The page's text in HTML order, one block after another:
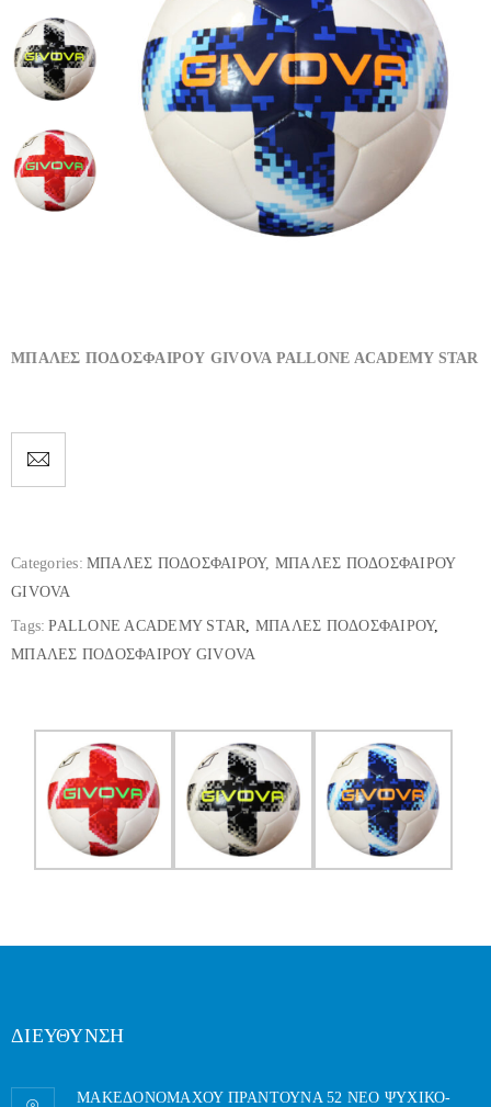
ΜΠΑΛΕΣ ΠΟΔΟΣΦΑΙΡΟΥ GIVOVA PALLONE ACADEMY STAR
Categories: ΜΠΑΛΕΣ ΠΟΔΟΣΦΑΙΡΟΥ, ΜΠΑΛΕΣ ΠΟΔΟΣΦΑΙΡΟΥ
GIVOVA
Tags: PALLONE ACADEMY STAR, ΜΠΑΛΕΣ ΠΟΔΟΣΦΑΙΡΟΥ,
ΜΠΑΛΕΣ ΠΟΔΟΣΦΑΙΡΟΥ GIVOVA
ΔΙΕΥΘΥΝΣΗ
ΜΑΚΕΔΟΝΟΜΑΧΟΥ ΠΡΑΝΤΟΥΝΑ 52 ΝΕΟ ΨΥΧΙΚΟ-